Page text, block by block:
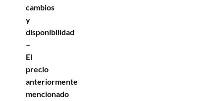
cambios
y
disponibilidad
–
El
precio
anteriormente
mencionado